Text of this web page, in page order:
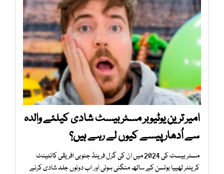
امیر ترین یوٹیوبر مسٹر بیسٹ شادی کیلئے والدہ
سے اُدھار پیسے کیوں لے رہے ہیں؟
مسٹر بیسٹ کی 2024 میں ان کی گرل فرینڈ جنوبی افریقی کانٹینٹ
کریئٹر تھییا بوئسن کے ساتھ منگنی ہوئی اور اب دونوں جلد شادی کرنے